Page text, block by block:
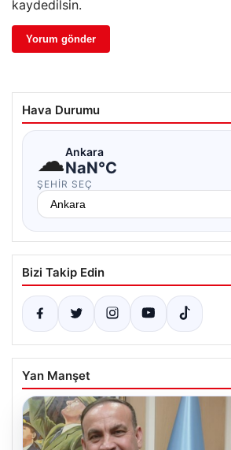
kaydedilsin.
Hava Durumu
☁Ankara
NaN°C
ŞEHIR SEÇ
Bizi Takip Edin
Yan Manşet